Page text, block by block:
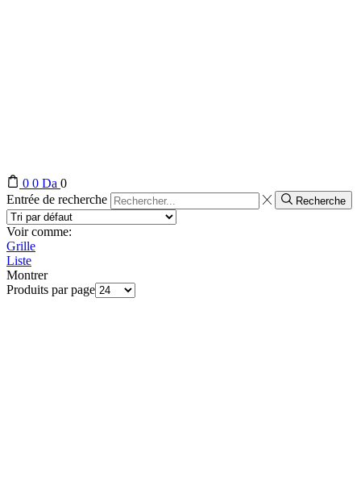
0 0 Da 0
Entrée de recherche
Recherche
Voir comme:
Grille
Liste
Montrer
Produits par page